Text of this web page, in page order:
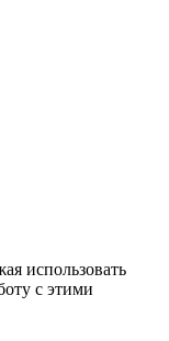
использовать
с этими